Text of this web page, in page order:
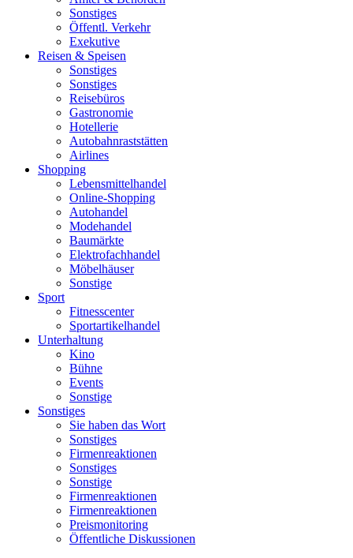
Sonstiges
Öffentl. Verkehr
Exekutive
Reisen & Speisen
Sonstiges
Sonstiges
Reisebüros
Gastronomie
Hotellerie
Autobahnraststätten
Airlines
Shopping
Lebensmittelhandel
Online-Shopping
Autohandel
Modehandel
Baumärkte
Elektrofachhandel
Möbelhäuser
Sonstige
Sport
Fitnesscenter
Sportartikelhandel
Unterhaltung
Kino
Bühne
Events
Sonstige
Sonstiges
Sie haben das Wort
Sonstiges
Firmenreaktionen
Sonstiges
Sonstige
Firmenreaktionen
Firmenreaktionen
Preismonitoring
Öffentliche Diskussionen